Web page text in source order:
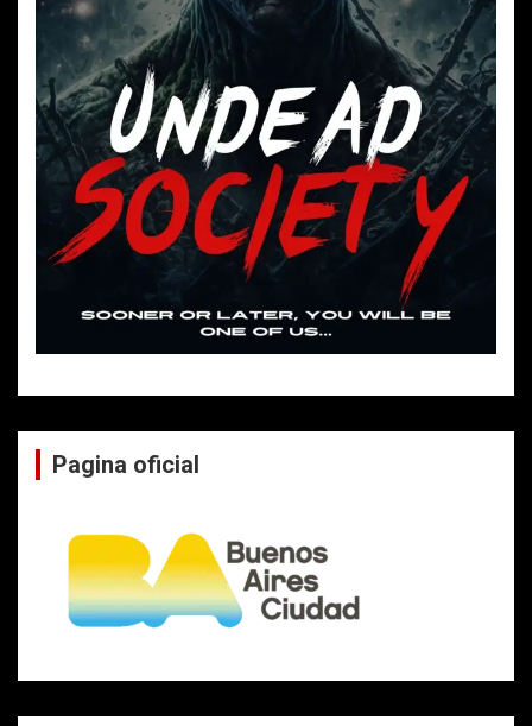
Pagina oficial